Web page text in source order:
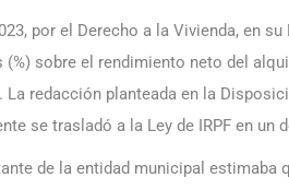
por el Derecho a la Vivienda, en
(%) sobre el rendimiento neto del
La redacción planteada en la
se trasladó a la Ley de IRPF en un
de la entidad municipal